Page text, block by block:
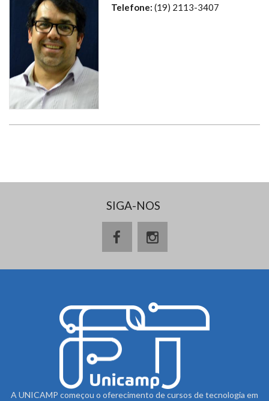
Telefone: (19) 2113-3407
SIGA-NOS
A UNICAMP começou o oferecimento de cursos de tecnologia em